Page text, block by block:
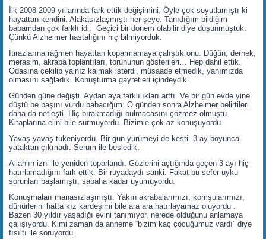
İlk 2008-2009 yıllarında fark ettik değişimini. Öyle çok soyutlamıştı ki
hayattan kendini. Alakasızlaşmıştı her şeye. Tanıdığım bildiğim
babamdan çok farklı idi. Geçici bir dönem olabilir diye düşünmüştük.
Çünkü Alzheimer hastalığını hiç bilmiyorduk.
İtirazlarına rağmen hayattan koparmamaya çalıştık onu. Düğün, dernek,
merasim, akraba toplantıları, torununun gösterileri… Hep dahil ettik.
Odasına çekilip yalnız kalmak isterdi, müsaade etmedik, yanımızda
olmasını sağladık. Konuşturma gayretleri içindeydik.
Günden güne değişti. Aydan aya farklılıkları arttı. Ve bir gün evde yine
düştü be başını vurdu babacığım. O günden sonra Alzheimer belirtileri
daha da netleşti. Hiç bırakmadığı bulmacasını çözmez olmuştu.
Kitaplarına elini bile sürmüyordu. Bizimle çok az konuşuyordu.
Yavaş yavaş tükeniyordu. Bir gün yürümeyi de kesti. 3 ay boyunca
yataktan çıkmadı. Serum ile besledik.
Allah’ın izni ile yeniden toparlandı. Gözlerini açtığında geçen 3 ayı hiç
hatırlamadığını fark ettik. Bir rüyadaydı sanki. Fakat bu sefer uyku
sorunları başlamıştı, sabaha kadar uyumuyordu.
Konuşmaları manasızlaşmıştı. Yakın akrabalarımızı, komşularımızı,
dünürlerini hatta kız kardeşimi bile ara ara hatırlayamaz oluyordu .
Bazen 30 yıldır yaşadığı evini tanımıyor, nerede olduğunu anlamaya
çalışıyordu. Kimi zaman da anneme “bizim kaç çocuğumuz vardı” diye
fısıltı ile soruyordu.